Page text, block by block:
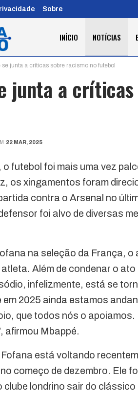
Sobre
INÍCIO NOTÍCIAS
se junta a críticas sobre racismo no futebol
junta a
22 MAR, 2025
o futebol foi mais uma vez
os xingamentos foram
contra o Arsenal no
foi alvo de diversas
na seleção da França, o
Além de condenar o
infelizmente, está se
em 2025 ainda estamos
que todos nós o
afirmou Mbappé.
está voltando
começo de dezembro. Ele
clube londrino sair do